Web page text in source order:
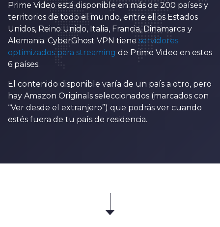
Prime Video está disponible en más de 200 países y
territorios de todo el mundo, entre ellos Estados
Unidos, Reino Unido, Italia, Francia, Dinamarca y
Alemania. CyberGhost VPN tiene servidores
optimizados para streaming de Prime Video en estos
6 países.
El contenido disponible varía de un país a otro, pero
hay Amazon Originals seleccionados (marcados con
“Ver desde el extranjero”) que podrás ver cuando
estés fuera de tu país de residencia.